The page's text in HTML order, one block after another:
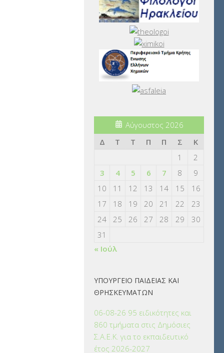
Αύγουστος 2026
Δ
Τ Τ Π Π Σ
Κ
1
2
3
4 5 6 7 8
9
10
11 12 13 14 15
16
17
18 19 20 21 22
23
24
25 26 27 28 29
30
31
« Ιούλ
ΥΠΟΥΡΓΕΙΟ ΠΑΙΔΕΙΑΣ ΚΑΙ
ΘΡΗΣΚΕΥΜΑΤΩΝ
06-08-26 95 ειδικότητες και
860 τμήματα στις Δημόσιες
Σ.Α.Ε.Κ. για το εκπαιδευτικό
έτος 2026-2027